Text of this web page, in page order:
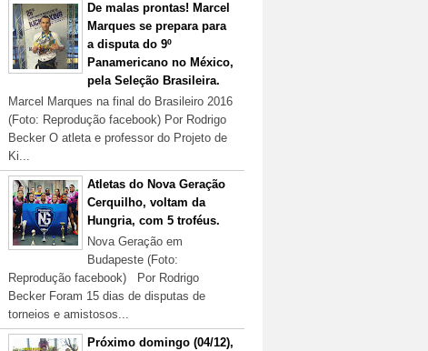
De malas prontas! Marcel
Marques se prepara para
a disputa do 9º
Panamericano no México,
pela Seleção Brasileira.
Marcel Marques na final do Brasileiro 2016
(Foto: Reprodução facebook) Por Rodrigo
Becker O atleta e professor do Projeto de
Ki...
Atletas do Nova Geração
Cerquilho, voltam da
Hungria, com 5 troféus.
Nova Geração em
Budapeste (Foto:
Reprodução facebook) Por Rodrigo
Becker Foram 15 dias de disputas de
torneios e amistosos...
Próximo domingo (04/12),